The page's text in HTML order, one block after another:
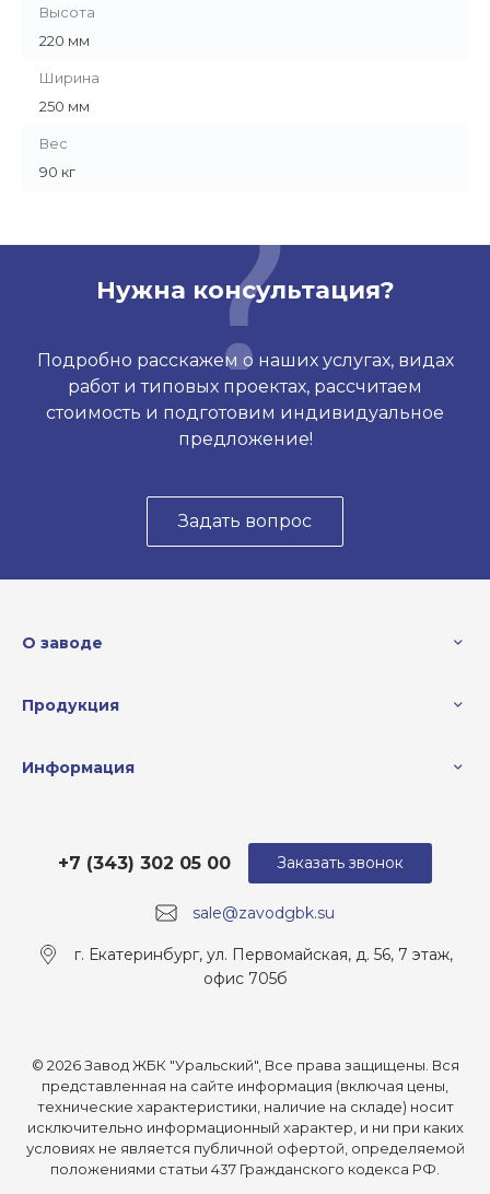
Высота
220 мм
Ширина
250 мм
Вес
90 кг
Нужна консультация?
Подробно расскажем о наших услугах, видах
работ и типовых проектах, рассчитаем
стоимость и подготовим индивидуальное
предложение!
Задать вопрос
О заводе
Продукция
Информация
sale@zavodgbk.su
+7 (343) 302 05 00
г. Екатеринбург, ул. Первомайская, д. 56, 7 этаж,
офис 705б
Заказать звонок
© 2026 Завод ЖБК "Уральский", Все права защищены. Вся
представленная на сайте информация (включая цены,
технические характеристики, наличие на складе) носит
исключительно информационный характер, и ни при каких
условиях не является публичной офертой, определяемой
положениями статьи 437 Гражданского кодекса РФ.